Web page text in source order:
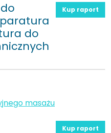
do
Kup raport
masażu
Kup raport